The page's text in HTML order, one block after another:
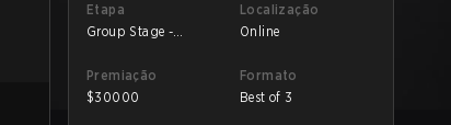
Etapa
Group Stage -
Localização
Online
Premiação
$30000
Formato
Best of 3